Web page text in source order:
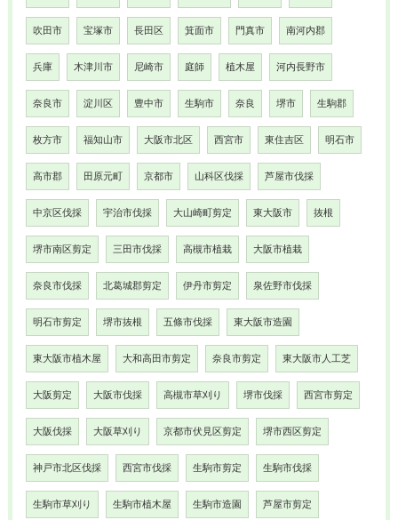
吹田市 宝塚市 長田区 箕面市 門真市 南河内郡
兵庫 木津川市 尼崎市 庭師 植木屋 河内長野市
奈良市 淀川区 豊中市 生駒市 奈良 堺市 生駒郡
枚方市 福知山市 大阪市北区 西宮市 東住吉区 明石市
高市郡 田原元町 京都市 山科区伐採 芦屋市伐採
中京区伐採 宇治市伐採 大山崎町剪定 東大阪市 抜根
堺市南区剪定 三田市伐採 高槻市植栽 大阪市植栽
奈良市伐採 北葛城郡剪定 伊丹市剪定 泉佐野市伐採
明石市剪定 堺市抜根 五條市伐採 東大阪市造園
東大阪市植木屋 大和高田市剪定 奈良市剪定 東大阪市人工芝
大阪剪定 大阪市伐採 高槻市草刈り 堺市伐採 西宮市剪定
大阪伐採 大阪草刈り 京都市伏見区剪定 堺市西区剪定
神戸市北区伐採 西宮市伐採 生駒市剪定 生駒市伐採
生駒市草刈り 生駒市植木屋 生駒市造園 芦屋市剪定